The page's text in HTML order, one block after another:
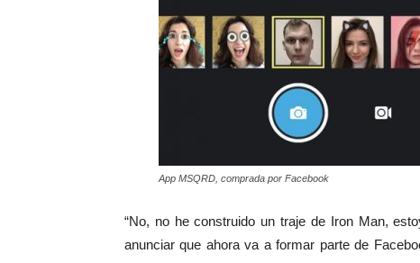
App MSQRD, comprada por Facebook
“No, no he construido un traje de Iron Man,
anunciar que ahora va a formar parte de